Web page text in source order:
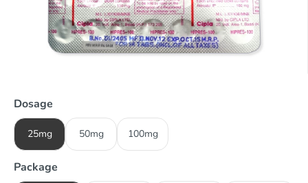
Dosage
25mg 50mg 100mg
Package